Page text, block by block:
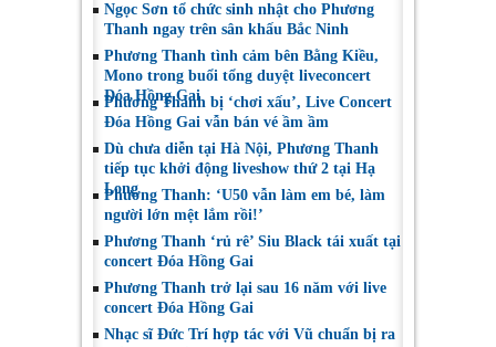
Ngọc Sơn tổ chức sinh nhật cho Phương
Thanh ngay trên sân khấu Bắc Ninh
Phương Thanh tình cảm bên Bằng Kiều,
Mono trong buổi tổng duyệt liveconcert
Đóa Hồng Gai
Phương Thanh bị ‘chơi xấu’, Live Concert
Đóa Hồng Gai vẫn bán vé ầm ầm
Dù chưa diễn tại Hà Nội, Phương Thanh
tiếp tục khởi động liveshow thứ 2 tại Hạ
Long
Phương Thanh: ‘U50 vẫn làm em bé, làm
người lớn mệt lắm rồi!’
Phương Thanh ‘rủ rê’ Siu Black tái xuất tại
concert Đóa Hồng Gai
Phương Thanh trở lại sau 16 năm với live
concert Đóa Hồng Gai
Nhạc sĩ Đức Trí hợp tác với Vũ chuẩn bị ra